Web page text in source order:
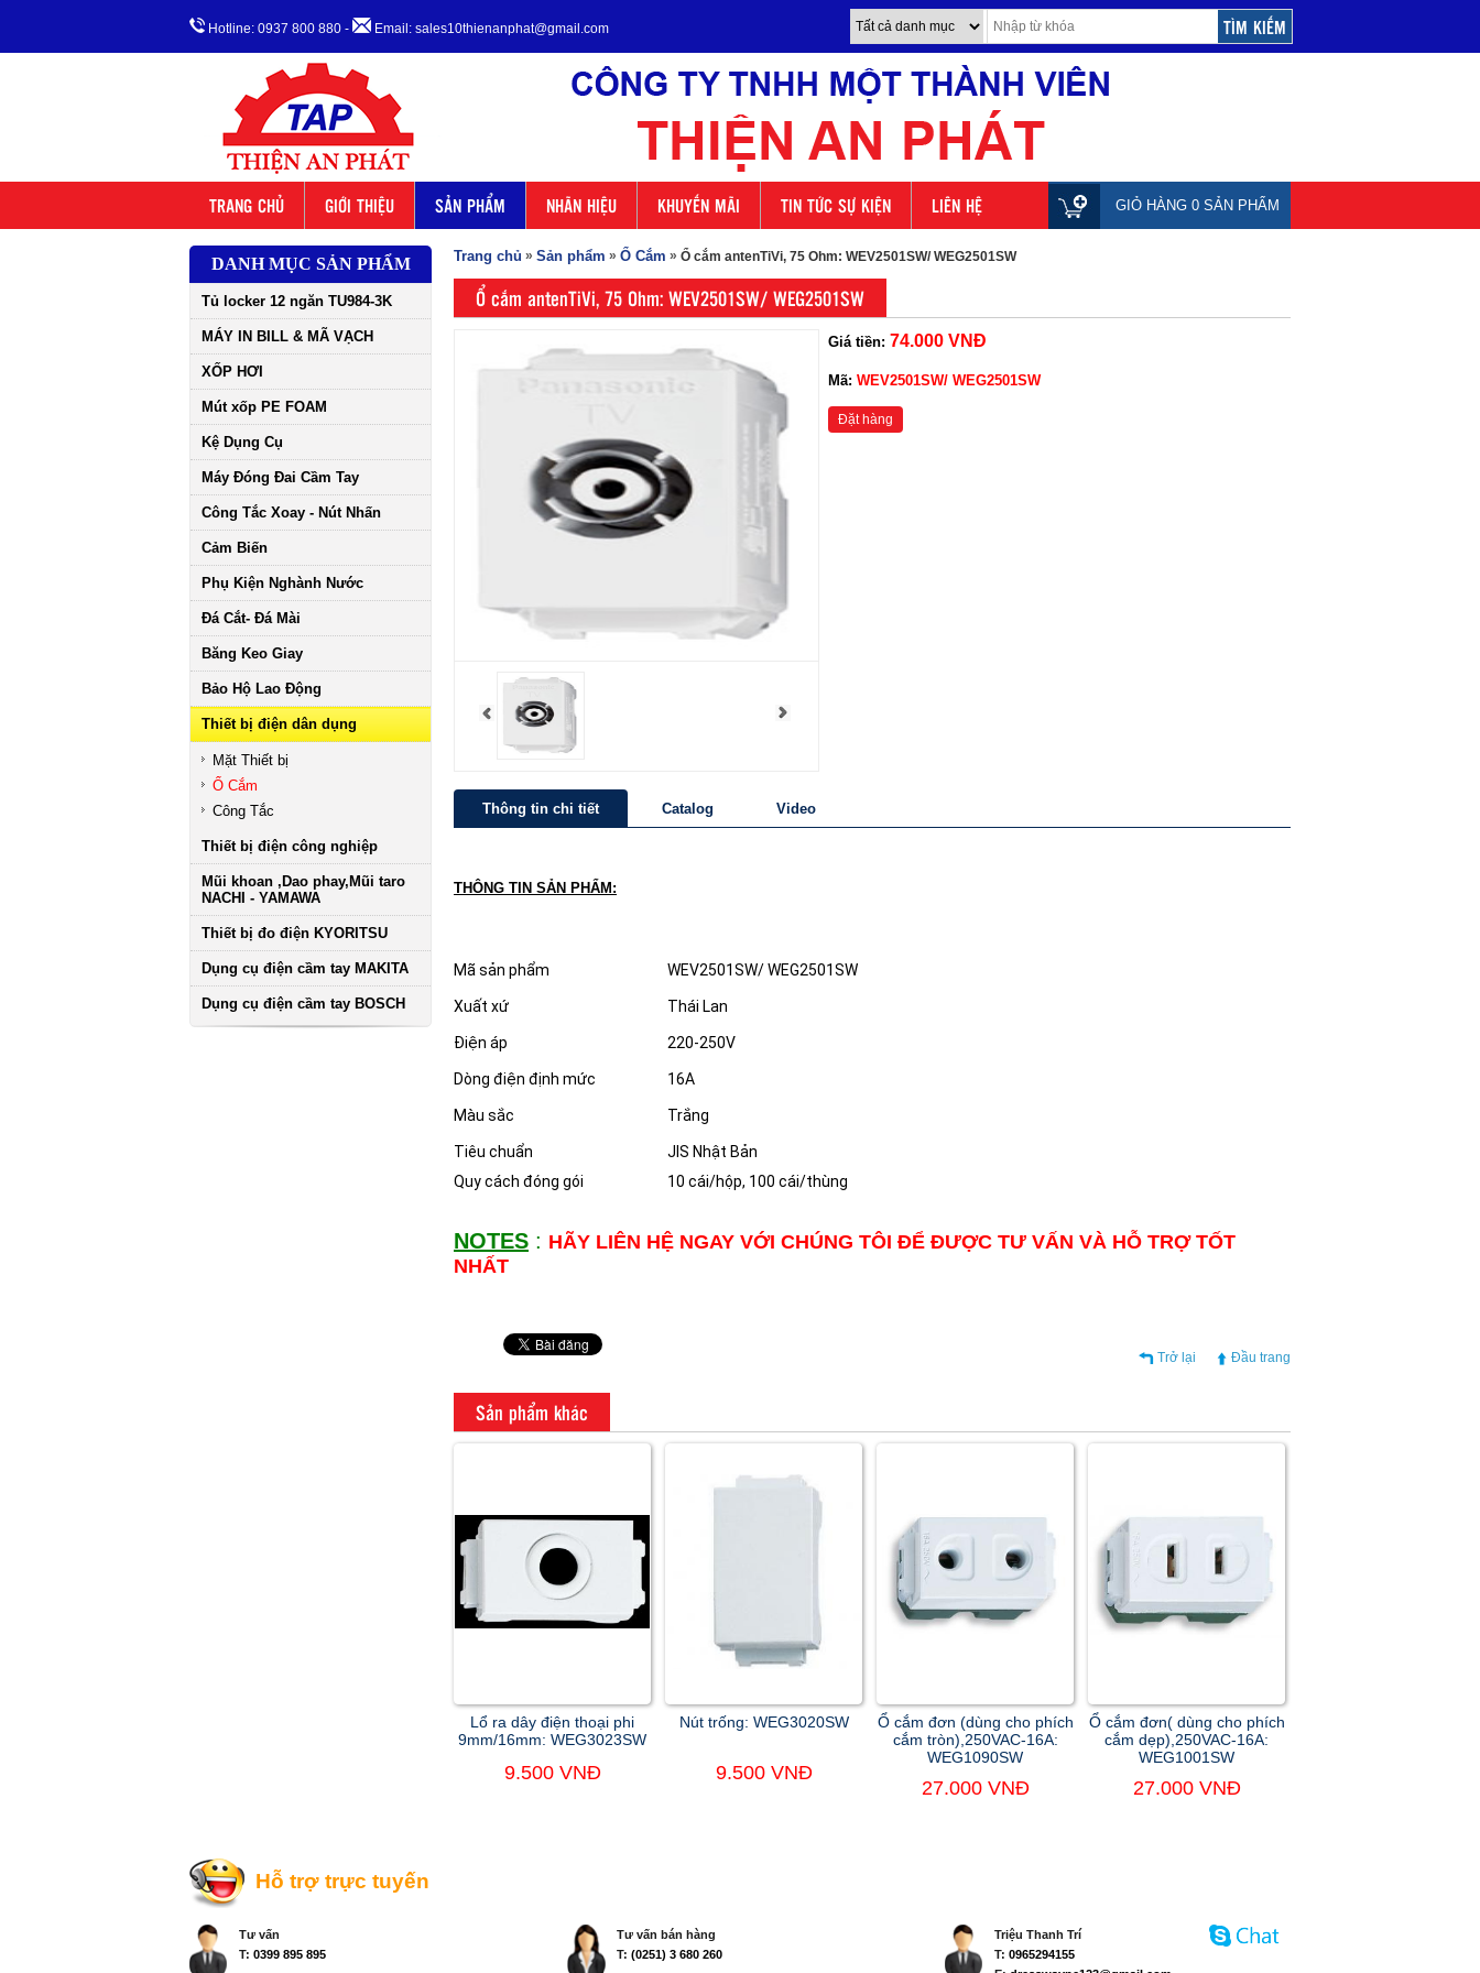
Hotline: 0937 800 880 - Email: sales10thienanphat@gmail.com
TRANG CHỦ GIỚI THIỆU SẢN PHẨM NHÃN HIỆU KHUYẾN MÃI TIN TỨC SỰ KIỆN LIÊN HỆ GIỎ HÀNG 0 SẢN PHẨM
DANH MỤC SẢN PHẨM
Tủ locker 12 ngăn TU984-3K
MÁY IN BILL & MÃ VẠCH
XỐP HƠI
Mút xốp PE FOAM
Kệ Dụng Cụ
Máy Đóng Đai Cầm Tay
Công Tắc Xoay - Nút Nhấn
Cảm Biến
Phụ Kiện Nghành Nước
Đá Cắt- Đá Mài
Băng Keo Giay
Bảo Hộ Lao Động
Thiết bị điện dân dụng
Mặt Thiết bị
Ổ Cắm
Công Tắc
Thiết bị điện công nghiệp
Mũi khoan ,Dao phay,Mũi taro
NACHI - YAMAWA
Thiết bị đo điện KYORITSU
Dụng cụ điện cầm tay MAKITA
Dụng cụ điện cầm tay BOSCH
Trang chủ » Sản phẩm » Ổ Cắm » Ổ cắm antenTiVi, 75 Ohm: WEV2501SW/ WEG2501SW
Ổ cắm antenTiVi, 75 Ohm: WEV2501SW/ WEG2501SW
Giá tiền: 74.000 VNĐ
Mã: WEV2501SW/ WEG2501SW
Đặt hàng
Thông tin chi tiết Catalog Video
THÔNG TIN SẢN PHẨM:
Mã sản phẩm WEV2501SW/ WEG2501SW
Xuất xứ Thái Lan
Điện áp 220-250V
Dòng điện định mức 16A
Màu sắc Trắng
Tiêu chuẩn
JIS Nhật Bản
Quy cách đóng gói
10 cái/hộp, 100 cái/thùng
NOTES : HÃY LIÊN HỆ NGAY VỚI CHÚNG TÔI ĐỂ ĐƯỢC TƯ VẤN VÀ HỖ TRỢ TỐT
NHẤT
Trở lại Đầu trang
Sản phẩm khác
Lổ ra dây điện thoại phi
9mm/16mm: WEG3023SW
9.500 VNĐ
Nút trống: WEG3020SW
9.500 VNĐ
Ổ cắm đơn (dùng cho phích
cắm tròn),250VAC-16A:
WEG1090SW
27.000 VNĐ
Ổ cắm đơn( dùng cho phích
cắm dẹp),250VAC-16A:
WEG1001SW
27.000 VNĐ
Hỗ trợ trực tuyến
Tư vấn
T: 0399 895 895
Tư vấn bán hàng
T: (0251) 3 680 260
Triệu Thanh Trí
T: 0965294155